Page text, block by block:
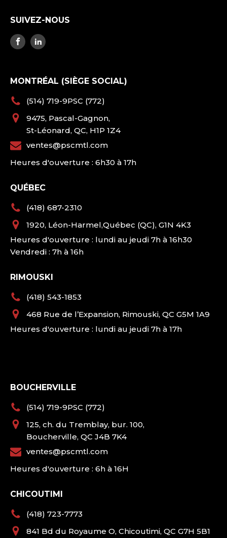
SUIVEZ-NOUS
MONTRÉAL (SIÈGE SOCIAL)
(514) 719-9PSC (772)
9475, Pascal-Gagnon,
St-Léonard, QC, H1P 1Z4
ventes@pscmtl.com
Heures d'ouverture : 6h30 à 17h
QUÉBEC
(418) 687-2310
1920, Léon-Harmel,Québec (QC), G1N 4K3
Heures d'ouverture : lundi au jeudi 7h à 16h30
Vendredi : 7h à 16h
RIMOUSKI
(418) 543-1853
468 Rue de l’Expansion, Rimouski, QC G5M 1A9
Heures d'ouverture : lundi au jeudi 7h à 17h
BOUCHERVILLE
(514) 719-9PSC (772)
125, ch. du Tremblay, bur. 100,
Boucherville, QC J4B 7K4
ventes@pscmtl.com
Heures d'ouverture : 6h à 16H
CHICOUTIMI
(418) 723-7773
841 Bd du Royaume O, Chicoutimi, QC G7H 5B1